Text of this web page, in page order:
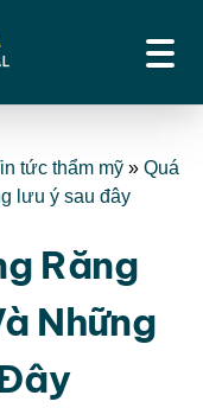
tức thẩm mỹ » Quá
lưu ý sau đây
Răng
Những